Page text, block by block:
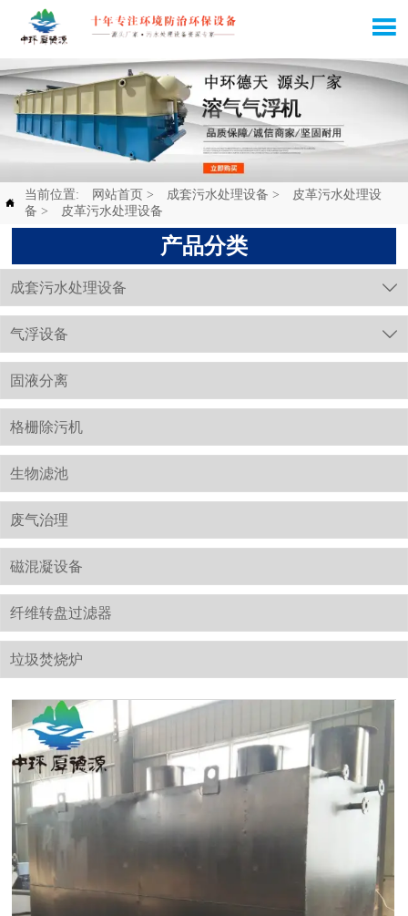


当前位置: 网站首页 > 成套污水处理设备 >
皮革污水处理设
备 > 皮革污水处理设备
产品分类
成套污水处理设备 
气浮设备 
固液分离
格栅除污机
生物滤池
废气治理
磁混凝设备
纤维转盘过滤器
垃圾焚烧炉